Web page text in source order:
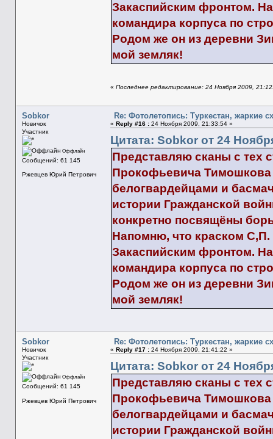
Закаспийским фронтом.
командира корпуса по
Родом же он из деревни
мой земляк!
« Последнее редактирование: 24 Ноября 2009,
Sobkor
Новичок
Участник
Оффлайн
Сообщений: 61 145
Ржевцев Юрий Петрович
Re: Фотолетопись: Туркестан, жаркие
« Reply #16 :24 Ноября 2009, 21:33:54 »
Цитата: Sobkor от 24
Представляю сканы с тех
Прокофьевича Тимошкова
белогвардейцами и
истории Гражданской
конкретно посвящёны
Напомню, что краском
Закаспийским фронтом.
командира корпуса по
Родом же он из деревни
мой земляк!
Sobkor
Новичок
Участник
Оффлайн
Сообщений: 61 145
Ржевцев Юрий Петрович
Re: Фотолетопись: Туркестан, жаркие
« Reply #17 :24 Ноября 2009, 21:41:22 »
Цитата: Sobkor от 24
Представляю сканы с тех
Прокофьевича Тимошкова
белогвардейцами и
истории Гражданской